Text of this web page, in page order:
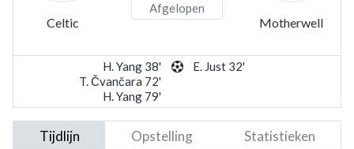
Celtic
Afgelopen
Motherwell
H. Yang 38'
T. Čvančara 72'
H. Yang 79'
E. Just 32'
Tijdlijn Opstelling Statistieken